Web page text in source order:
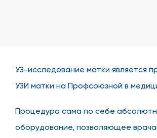
УЗ-исследование матки является
УЗИ матки на Профсоюзной в
Процедура сама по себе
оборудование, позволяющее